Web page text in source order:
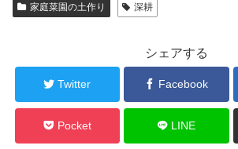
家庭菜園の土作り 深耕
シェアする
Twitter Facebook
Pocket LINE